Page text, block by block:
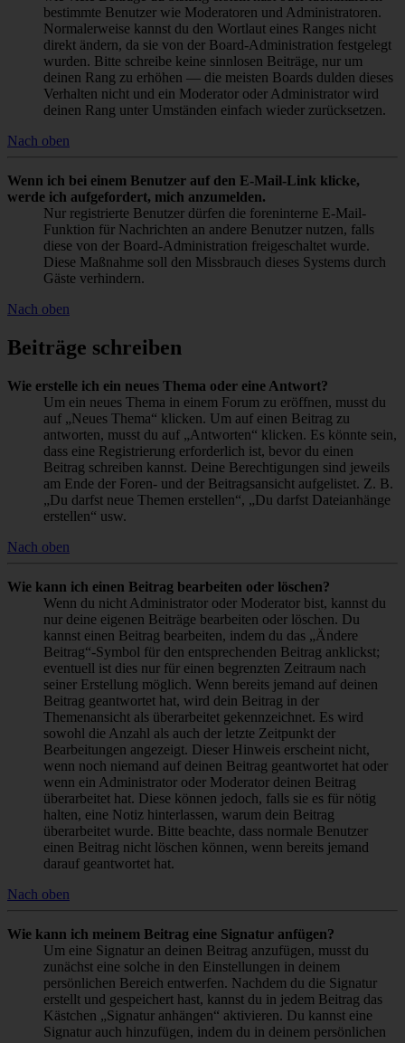
bestimmte Benutzer wie Moderatoren und Administratoren.
Normalerweise kannst du den Wortlaut eines Ranges nicht
direkt ändern, da sie von der Board-Administration festgelegt
wurden. Bitte schreibe keine sinnlosen Beiträge, nur um
deinen Rang zu erhöhen — die meisten Boards dulden dieses
Verhalten nicht und ein Moderator oder Administrator wird
deinen Rang unter Umständen einfach wieder zurücksetzen.
Nach oben
Wenn ich bei einem Benutzer auf den E-Mail-Link klicke,
werde ich aufgefordert, mich anzumelden.
Nur registrierte Benutzer dürfen die foreninterne E-Mail-
Funktion für Nachrichten an andere Benutzer nutzen, falls
diese von der Board-Administration freigeschaltet wurde.
Diese Maßnahme soll den Missbrauch dieses Systems durch
Gäste verhindern.
Nach oben
Beiträge schreiben
Wie erstelle ich ein neues Thema oder eine Antwort?
Um ein neues Thema in einem Forum zu eröffnen, musst du
auf „Neues Thema“ klicken. Um auf einen Beitrag zu
antworten, musst du auf „Antworten“ klicken. Es könnte sein,
dass eine Registrierung erforderlich ist, bevor du einen
Beitrag schreiben kannst. Deine Berechtigungen sind jeweils
am Ende der Foren- und der Beitragsansicht aufgelistet. Z. B.
„Du darfst neue Themen erstellen“, „Du darfst Dateianhänge
erstellen“ usw.
Nach oben
Wie kann ich einen Beitrag bearbeiten oder löschen?
Wenn du nicht Administrator oder Moderator bist, kannst du
nur deine eigenen Beiträge bearbeiten oder löschen. Du
kannst einen Beitrag bearbeiten, indem du das „Ändere
Beitrag“-Symbol für den entsprechenden Beitrag anklickst;
eventuell ist dies nur für einen begrenzten Zeitraum nach
seiner Erstellung möglich. Wenn bereits jemand auf deinen
Beitrag geantwortet hat, wird dein Beitrag in der
Themenansicht als überarbeitet gekennzeichnet. Es wird
sowohl die Anzahl als auch der letzte Zeitpunkt der
Bearbeitungen angezeigt. Dieser Hinweis erscheint nicht,
wenn noch niemand auf deinen Beitrag geantwortet hat oder
wenn ein Administrator oder Moderator deinen Beitrag
überarbeitet hat. Diese können jedoch, falls sie es für nötig
halten, eine Notiz hinterlassen, warum dein Beitrag
überarbeitet wurde. Bitte beachte, dass normale Benutzer
einen Beitrag nicht löschen können, wenn bereits jemand
darauf geantwortet hat.
Nach oben
Wie kann ich meinem Beitrag eine Signatur anfügen?
Um eine Signatur an deinen Beitrag anzufügen, musst du
zunächst eine solche in den Einstellungen in deinem
persönlichen Bereich entwerfen. Nachdem du die Signatur
erstellt und gespeichert hast, kannst du in jedem Beitrag das
Kästchen „Signatur anhängen“ aktivieren. Du kannst eine
Signatur auch hinzufügen, indem du in deinem persönlichen